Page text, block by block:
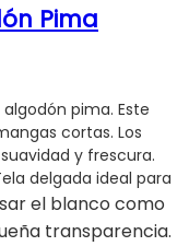
Pima
pima. Este
cortas. Los
y frescura.
delgada ideal para
el blanco como
transparencia.